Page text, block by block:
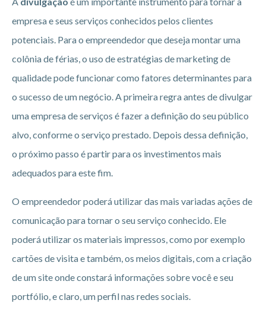
empresa e seus serviços conhecidos pelos clientes
potenciais. Para o empreendedor que deseja montar uma
colônia de férias, o uso de estratégias de marketing de
qualidade pode funcionar como fatores determinantes para
o sucesso de um negócio. A primeira regra antes de divulgar
uma empresa de serviços é fazer a definição do seu público
alvo, conforme o serviço prestado. Depois dessa definição,
o próximo passo é partir para os investimentos mais
adequados para este fim.
O empreendedor poderá utilizar das mais variadas ações de
comunicação para tornar o seu serviço conhecido. Ele
poderá utilizar os materiais impressos, como por exemplo
cartões de visita e também, os meios digitais, com a criação
de um site onde constará informações sobre você e seu
portfólio, e claro, um perfil nas redes sociais.